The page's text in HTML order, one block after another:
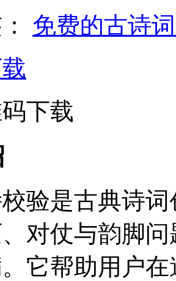
免费的古诗
下载
验是古典诗
对仗与韵脚
它帮助用户